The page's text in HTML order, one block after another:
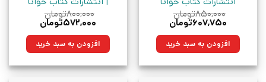
۸۵۰,۰۰۰تومان
قیمت
۸۵۰,۰۰۰تومان
بود.
۶۰۷,۷۵۰تومان
۶۰۷,۷۵۰تومان.افزودن به سبد خرید
۸۰۰,۰۰۰تومان
قیمت
۸۰۰,۰۰۰تومان
بود.
۵۷۲,۰۰۰تومان
۵۷۲,۰۰۰تومان.افزودن به سبد خرید